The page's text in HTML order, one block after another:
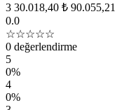
3 30.018,40 ₺
0.0
☆☆☆☆☆
0 değerlendirme
5
0%
4
0%